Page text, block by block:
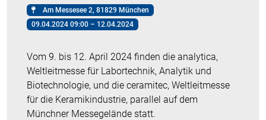
Am Messesee 2, 81829 München
09.04.2024 09:00 – 12.04.2024
Vom 9. bis 12. April 2024 finden die analytica,
Weltleitmesse für Labortechnik, Analytik und
Biotechnologie, und die ceramitec, Weltleitmesse
für die Keramikindustrie, parallel auf dem
Münchner Messegelände statt.